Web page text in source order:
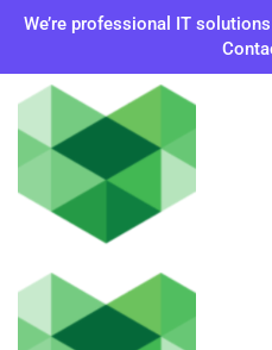
We’re professional IT